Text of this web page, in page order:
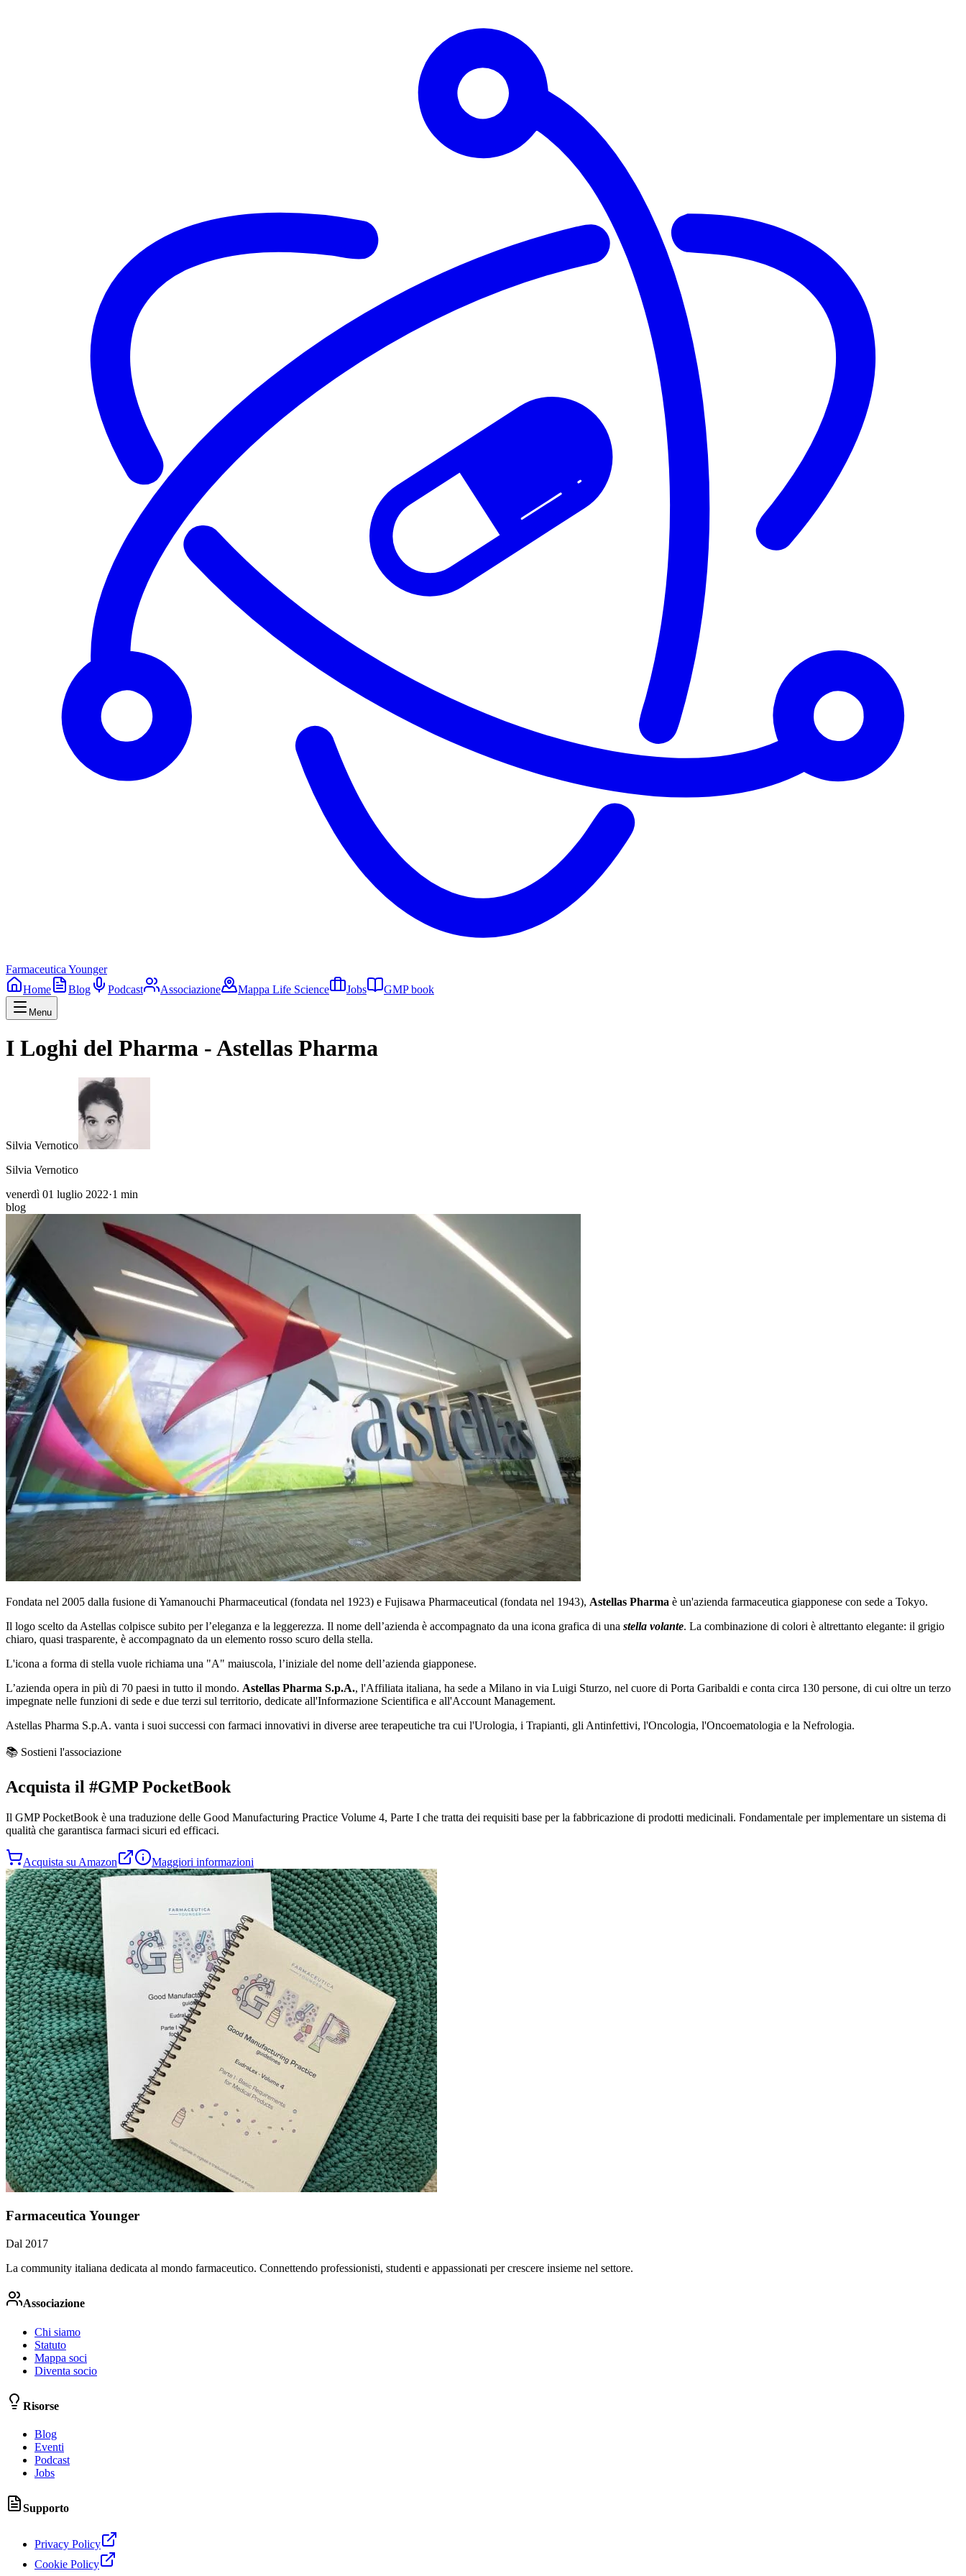
Farmaceutica Younger
Home
Blog Podcast Associazione Mappa Life Science Jobs GMP book
Menu
I Loghi del Pharma - Astellas Pharma
Silvia Vernotico
Silvia Vernotico
venerdì 01 luglio 2022·1 min
blog
Fondata nel 2005 dalla fusione di Yamanouchi Pharmaceutical (fondata nel 1923) e Fujisawa Pharmaceutical (fondata nel 1943), Astellas Pharma è un'azienda farmaceutica giapponese con sede a Tokyo.
Il logo scelto da Astellas colpisce subito per l’eleganza e la leggerezza. Il nome dell’azienda è accompagnato da una icona grafica di una stella volante. La combinazione di colori è altrettanto elegante: il grigio
chiaro, quasi trasparente, è accompagnato da un elemento rosso scuro della stella.
L'icona a forma di stella vuole richiama una "A" maiuscola, l’iniziale del nome dell’azienda giapponese.
L’azienda opera in più di 70 paesi in tutto il mondo. Astellas Pharma S.p.A., l'Affiliata italiana, ha sede a Milano in via Luigi Sturzo, nel cuore di Porta Garibaldi e conta circa 130 persone, di cui oltre un terzo
impegnate nelle funzioni di sede e due terzi sul territorio, dedicate all'Informazione Scientifica e all'Account Management.
Astellas Pharma S.p.A. vanta i suoi successi con farmaci innovativi in diverse aree terapeutiche tra cui l'Urologia, i Trapianti, gli Antinfettivi, l'Oncologia, l'Oncoematologia e la Nefrologia.
📚 Sostieni l'associazione
Acquista il #GMP PocketBook
Il GMP PocketBook è una traduzione delle Good Manufacturing Practice Volume 4, Parte I che tratta dei requisiti base per la fabbricazione di prodotti medicinali. Fondamentale per implementare un sistema di
qualità che garantisca farmaci sicuri ed efficaci.
Acquista su Amazon Maggiori informazioni
Farmaceutica Younger
Dal 2017
La community italiana dedicata al mondo farmaceutico. Connettendo professionisti, studenti e appassionati per crescere insieme nel settore.
Associazione
Chi siamo
Statuto
Mappa soci
Diventa socio
Risorse
Blog
Eventi
Podcast
Jobs
Supporto
Privacy Policy
Cookie Policy